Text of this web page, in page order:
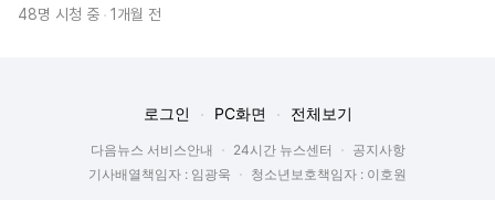
48명 시청 중 1개월 전
로그인 PC화면 전체보기
다음뉴스 서비스안내 24시간 뉴스센터
공지사항
기사배열책임자 : 임광욱
청소년보호책임자 : 이호원